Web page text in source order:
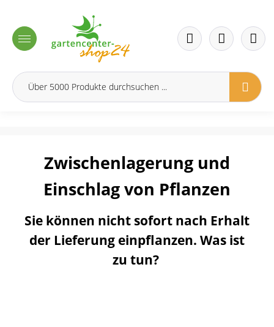
Zwischenlagerung und
Einschlag von Pflanzen
Sie können nicht sofort nach Erhalt
der Lieferung einpflanzen. Was ist
zu tun?